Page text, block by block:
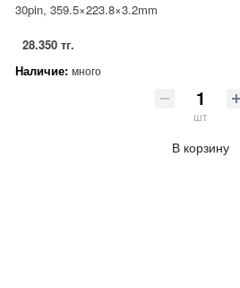
30pin, 359.5×223.8×3.2mm
28.350 тг.
Наличие: много
шт
В корзину